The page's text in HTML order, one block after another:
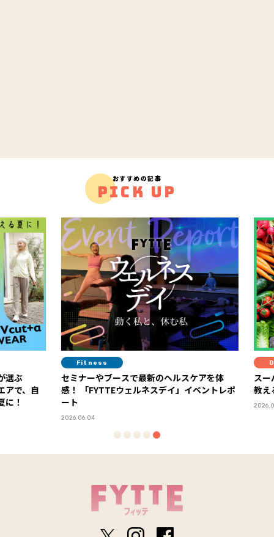
おすすめの記事
PICK UP
、自
Fitness
セミナーやブースで最新のヘルスケアを体
感！ 「FYTTEウェルネスデイ」イベントレポ
ート
2026.06.04
Diet
スー
教え
2026.06.19